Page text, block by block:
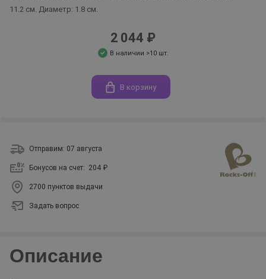
11.2 см. Диаметр: 1.8 см.
2 044 ₽
В наличии >10 шт.
В корзину
Отправим: 07 августа
Бонусов на счет: 204 ₽
2700 пунктов выдачи
Задать вопрос
Описание